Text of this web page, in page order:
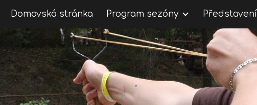
Skip to main content Skip to navigation
Domovská stránka Program sezóny Představení